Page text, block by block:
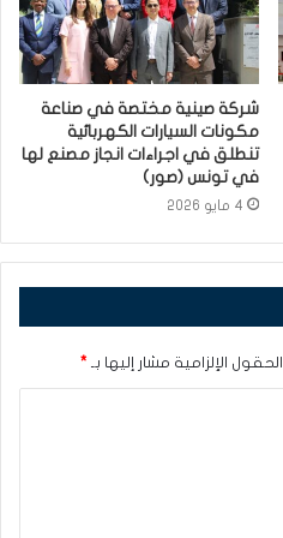
شركة صينية مختصة في صناعة
مكونات السيارات الكهربائية
تنطلق في اجراءات انجاز مصنع لها
في تونس (صور)
4 مايو 2026
الحقول الإلزامية مشار إليها بـ *